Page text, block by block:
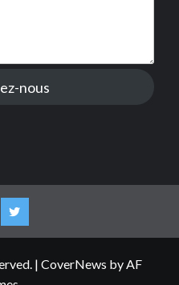
nous
Twitter
| CoverNews by AF